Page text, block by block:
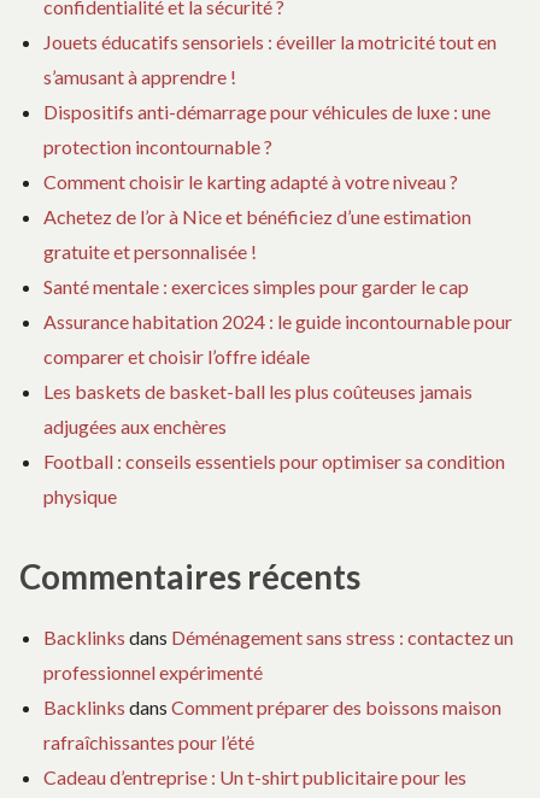
confidentialité et la sécurité ?
Jouets éducatifs sensoriels : éveiller la motricité tout en
s’amusant à apprendre !
Dispositifs anti-démarrage pour véhicules de luxe : une
protection incontournable ?
Comment choisir le karting adapté à votre niveau ?
Achetez de l’or à Nice et bénéficiez d’une estimation
gratuite et personnalisée !
Santé mentale : exercices simples pour garder le cap
Assurance habitation 2024 : le guide incontournable pour
comparer et choisir l’offre idéale
Les baskets de basket-ball les plus coûteuses jamais
adjugées aux enchères
Football : conseils essentiels pour optimiser sa condition
physique
Commentaires récents
Backlinks dans Déménagement sans stress : contactez un
professionnel expérimenté
Backlinks dans Comment préparer des boissons maison
rafraîchissantes pour l’été
Cadeau d’entreprise : Un t-shirt publicitaire pour les